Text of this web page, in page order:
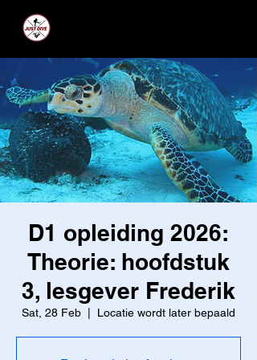
D1 opleiding 2026:
Theorie: hoofdstuk
3, lesgever Frederik
Sat, 28 Feb Locatie wordt later bepaald